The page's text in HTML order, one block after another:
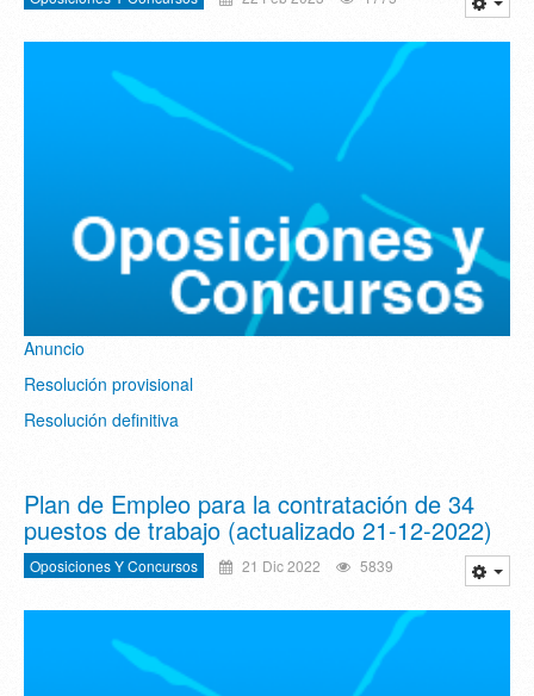
Anuncio
Resolución provisional
Resolución definitiva
Plan de Empleo para la contratación de 34
puestos de trabajo (actualizado 21-12-2022)
Oposiciones Y Concursos 21 Dic 2022 5839